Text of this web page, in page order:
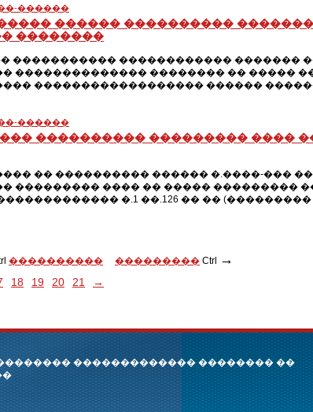
������
������ ����������
��������
����������� ������������ �������
�������������� �������� �� �����
������������������ ������
������
���������� ��������� ����
�� ���������� ������ �.����-���
��������� ���� �� ����� ���������
�.1 ��.126 �� ��
���������� ��������� Ctrl →
18 19 20 21 →
������������� �������� ��